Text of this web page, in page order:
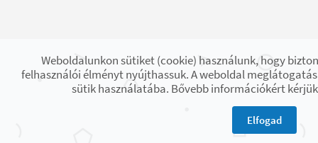
Weboldalunkon sütiket (cookie) használunk, hogy
felhasználói élményt nyújthassuk. A weboldal
sütik használatába. Bővebb információkért
Elfogad